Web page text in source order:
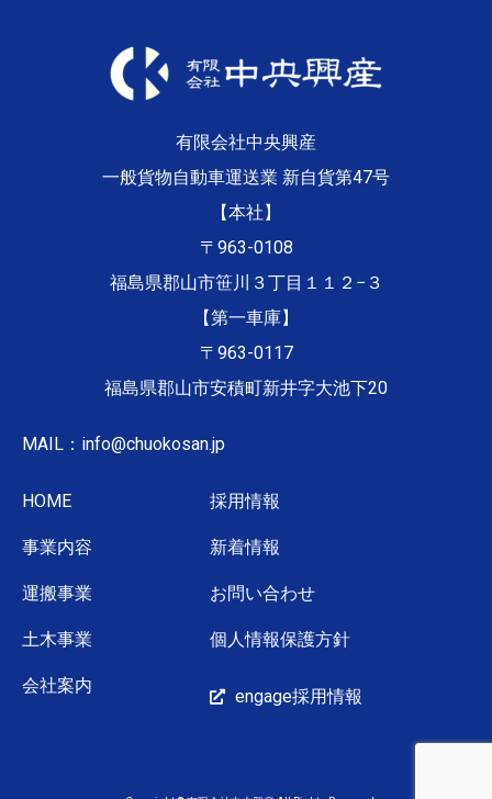
有限会社中央興産
一般貨物自動車運送業 新自貨第47号
【本社】
〒963-0108
福島県郡山市笹川３丁目１１２−３
【第一車庫】
〒963-0117
福島県郡山市安積町新井字大池下20
MAIL：info@chuokosan.jp
HOME
事業内容
運搬事業
土木事業
会社案内
採用情報
新着情報
お問い合わせ
個人情報保護方針
engage採用情報